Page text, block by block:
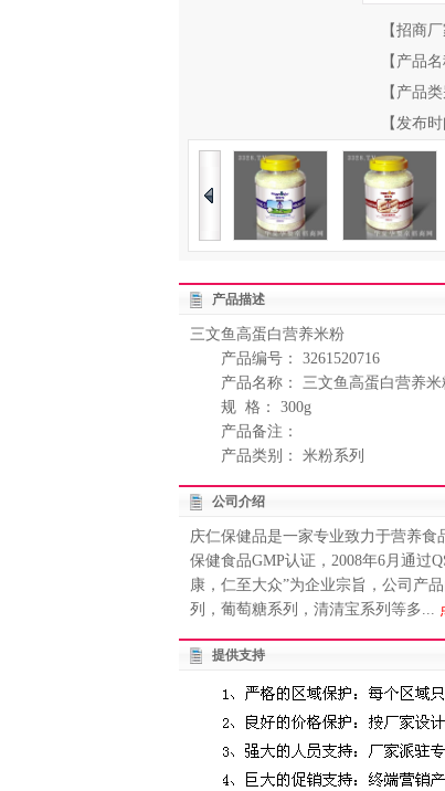
【招商
【产品
【产品
【发布
产品描述
三文鱼高蛋白营养米粉
产品编号： 3261520716
产品名称： 三文鱼高蛋白营养米
规 格： 300g
产品备注：
产品类别： 米粉系列
公司介绍
庆仁保健品是一家专业致力于营养食
保健食品GMP认证，2008年6月通
康，仁至大众”为企业宗旨，公司产
列，葡萄糖系列，清清宝系列等多...
提供支持